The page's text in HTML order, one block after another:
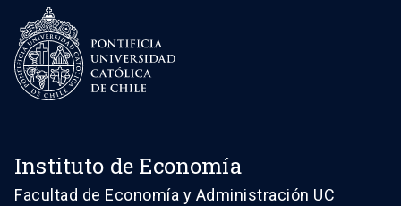
Instituto de Economía
Facultad de Economía y Administración UC